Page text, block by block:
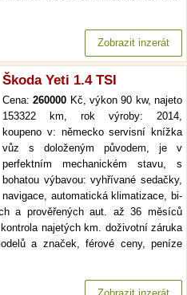
Zobrazit inzerát
Škoda Yeti 1.4 TSI
Cena:260000 Kč, výkon 90 kw, najeto
153322 km, rok výroby: 2014,
koupeno v: německo servisní knížka
vůz s doloženým původem, je v
perfektním mechanickém stavu, s
bohatou výbavou: vyhřívané sedačky,
navigace, automatická klimatizace, bi-
a prověřených aut. až 36 měsíců
najetých km. doživotní záruka
a značek, férové ceny, peníze